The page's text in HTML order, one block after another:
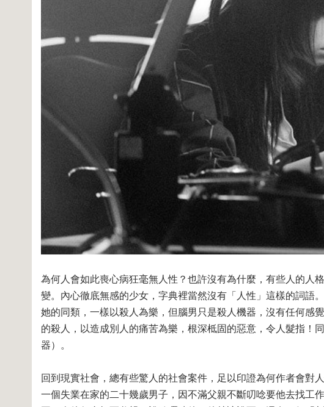
為何人會如此喪心病狂毫無人性？也許沒有為什麼，有些人的人
變。內心徹底無感的少女，字典裡當然沒有「人性」這樣的詞語
她的同類，一樣以殺人為樂，但腦男只是殺人機器，沒有任何感
的殺人，以造成別人的痛苦為樂，根深柢固的惡意，令人髮指 ！
器）。
回到現實社會，總有些驚人的社會案件，足以印證為何作者會對
一個失業在家的二十幾歲男子，因不滿父親不斷叨唸要他去找工